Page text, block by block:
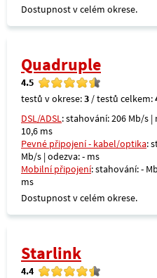
Dostupnost v celém okrese.
Quadruple
4.5
testů v okrese:3 / testů celkem:
DSL/ADSL: stahování: 206 Mb/s
10,6 ms
Pevné připojení - kabel/optika:
Mb/s | odezva: - ms
Mobilní připojení: stahování: -
ms
Dostupnost v celém okrese.
Starlink
4.4